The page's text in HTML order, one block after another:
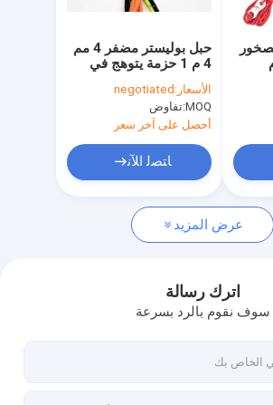
حبل بوليستر مضفر 4 مم
4 م 1 حزمة يتوهج في
حبال الرجل المظلم
الأسعار: negotiated
MOQ: تفاوض
أحصل على آخر سعر
ﺎﺘﺼﻟ ﺍﻶﻧ
عرض المزيد
اترك رسالة
سوف نقوم بالرد بسرعة